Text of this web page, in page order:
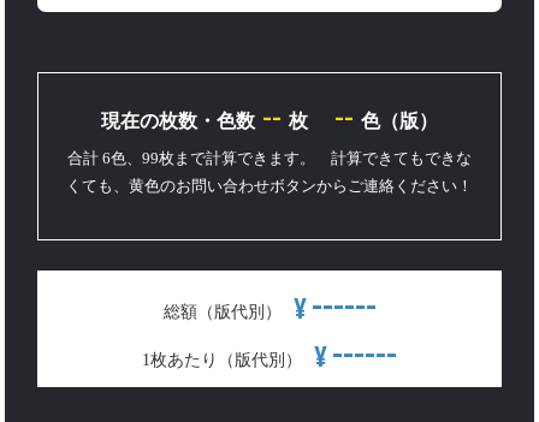
現在の枚数・色数 -- 枚 -- 色（版）
合計 6色、99枚まで計算できます。 計算できてもできな
くても、黄色のお問い合わせボタンからご連絡ください！
総額（版代別） ¥ ------
1枚あたり（版代別） ¥------